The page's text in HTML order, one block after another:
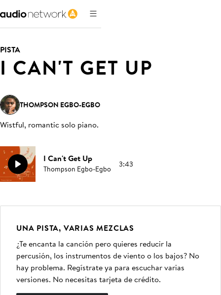
PISTA
I CAN'T GET UP
THOMPSON EGBO-EGBO
Wistful, romantic solo piano.
I Can't Get Up
Thompson Egbo-Egbo 3:43
UNA PISTA, VARIAS MEZCLAS
¿Te encanta la canción pero quieres reducir la
percusión, los instrumentos de viento o los bajos? No
hay problema. Regístrate ya para escuchar varias
versiones. No necesitas tarjeta de crédito.